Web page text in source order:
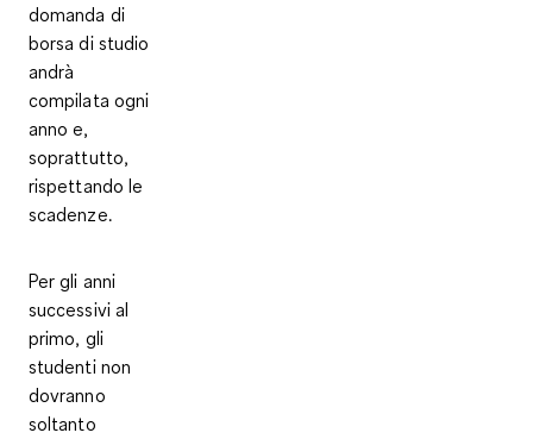
domanda di
borsa di studio
andrà
compilata ogni
anno e,
soprattutto,
rispettando le
scadenze.
Per gli anni
successivi al
primo, gli
studenti non
dovranno
soltanto